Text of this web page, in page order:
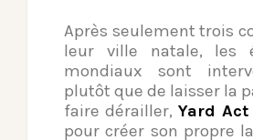
Après seulement trois
leur ville natale, les
mondiaux sont
plutôt que de laisser la
faire dérailler, Yard Act
pour créer son propre